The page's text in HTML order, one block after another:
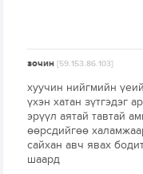
зочин[59.153.86.103]
хуучин нийгмийн
үхэн хатан зүтгэдэг
эрүүл аятай тавтай
өөрсдийгөө
сайхан авч явах
шаард